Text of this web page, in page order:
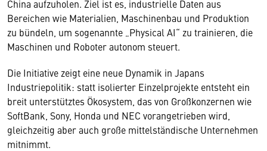
China aufzuholen. Ziel ist es, industrielle Daten aus
Bereichen wie Materialien, Maschinenbau und Produktion
zu bündeln, um sogenannte „Physical AI“ zu trainieren, die
Maschinen und Roboter autonom steuert.
Die Initiative zeigt eine neue Dynamik in Japans
Industriepolitik: statt isolierter Einzelprojekte entsteht ein
breit unterstütztes Ökosystem, das von Großkonzernen wie
SoftBank, Sony, Honda und NEC vorangetrieben wird,
gleichzeitig aber auch große mittelständische Unternehmen
mitnimmt.